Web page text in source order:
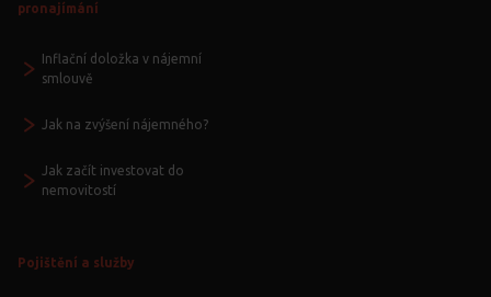
pronajímání
Inflační doložka v nájemní
smlouvě
Jak na zvýšení nájemného?
Jak začít investovat do
nemovitostí
Pojištění a služby